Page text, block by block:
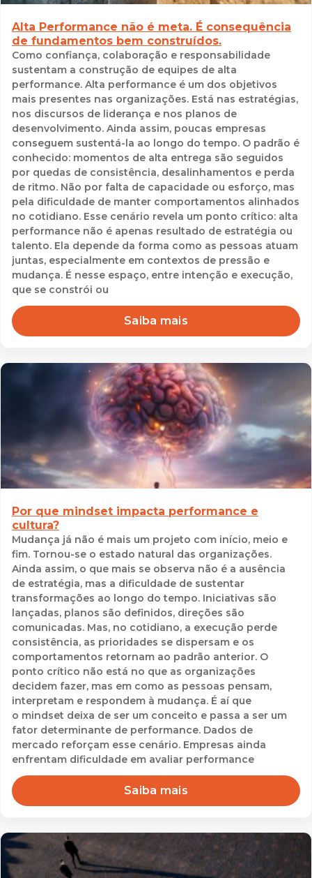
Alta Performance não é meta. É consequência
de fundamentos bem construídos.
Como confiança, colaboração e responsabilidade
sustentam a construção de equipes de alta
performance. Alta performance é um dos objetivos
mais presentes nas organizações. Está nas estratégias,
nos discursos de liderança e nos planos de
desenvolvimento. Ainda assim, poucas empresas
conseguem sustentá-la ao longo do tempo. O padrão é
conhecido: momentos de alta entrega são seguidos
por quedas de consistência, desalinhamentos e perda
de ritmo. Não por falta de capacidade ou esforço, mas
pela dificuldade de manter comportamentos alinhados
no cotidiano. Esse cenário revela um ponto crítico: alta
performance não é apenas resultado de estratégia ou
talento. Ela depende da forma como as pessoas atuam
juntas, especialmente em contextos de pressão e
mudança. É nesse espaço, entre intenção e execução,
que se constrói ou
Saiba mais
Por que mindset impacta performance e
cultura?
Mudança já não é mais um projeto com início, meio e
fim. Tornou-se o estado natural das organizações.
Ainda assim, o que mais se observa não é a ausência
de estratégia, mas a dificuldade de sustentar
transformações ao longo do tempo. Iniciativas são
lançadas, planos são definidos, direções são
comunicadas. Mas, no cotidiano, a execução perde
consistência, as prioridades se dispersam e os
comportamentos retornam ao padrão anterior. O
ponto crítico não está no que as organizações
decidem fazer, mas em como as pessoas pensam,
interpretam e respondem à mudança. É aí que
o mindset deixa de ser um conceito e passa a ser um
fator determinante de performance. Dados de
mercado reforçam esse cenário. Empresas ainda
enfrentam dificuldade em avaliar performance
Saiba mais